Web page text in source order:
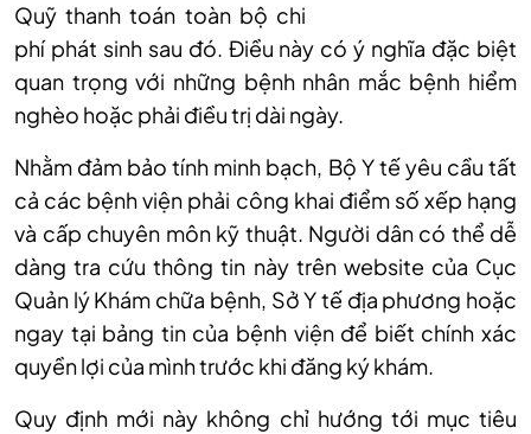
Quỹ thanh toán toàn bộ chi
phí phát sinh sau đó. Điều này có ý nghĩa đặc biệt
quan trọng với những bệnh nhân mắc bệnh hiểm
nghèo hoặc phải điều trị dài ngày.
Nhằm đảm bảo tính minh bạch, Bộ Y tế yêu cầu tất
cả các bệnh viện phải công khai điểm số xếp hạng
và cấp chuyên môn kỹ thuật. Người dân có thể dễ
dàng tra cứu thông tin này trên website của Cục
Quản lý Khám chữa bệnh, Sở Y tế địa phương hoặc
ngay tại bảng tin của bệnh viện để biết chính xác
quyền lợi của mình trước khi đăng ký khám.
Quy định mới này không chỉ hướng tới mục tiêu